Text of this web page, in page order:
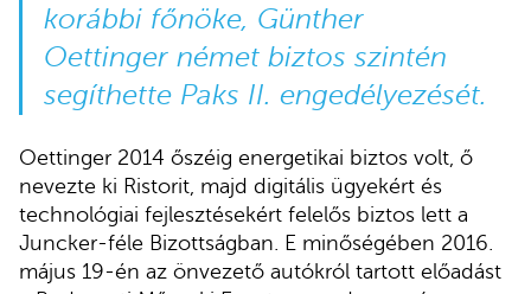
korábbi főnöke, Günther
Oettinger német biztos szintén
segíthette Paks II. engedélyezését.
Oettinger 2014 őszéig energetikai biztos volt, ő
nevezte ki Ristorit, majd digitális ügyekért és
technológiai fejlesztésekért felelős biztos lett a
Juncker-féle Bizottságban. E minőségében 2016.
május 19-én az önvezető autókról tartott előadást